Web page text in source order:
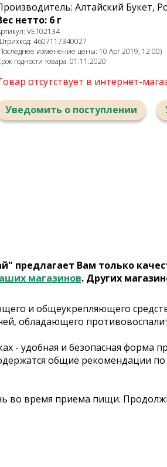
Алтайский Букет,
нетто: 6 г
VET02134
4607117340027
изменение цены: 10 Apr 2019, 12:00)
годности товара: 01.11.2020
отсутствует в интернет-
Уведомить о поступлении
предлагает Вам только
магазинов. Других
и общеукрепляющего
обладающего
- удобная и безопасная
общие рекомендации
во время приема пищи.